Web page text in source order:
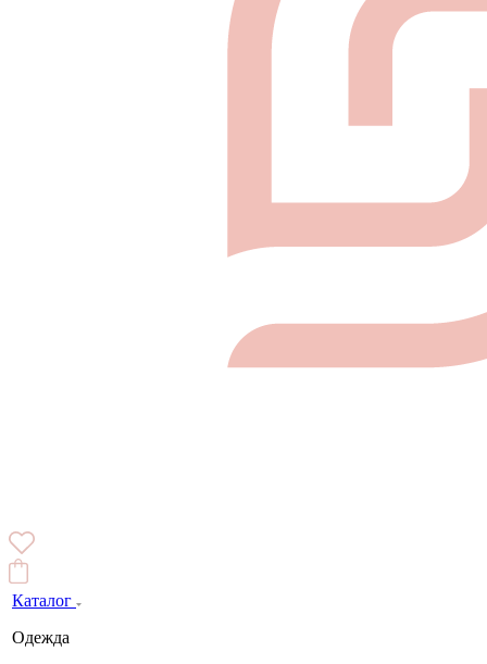
Каталог
Одежда